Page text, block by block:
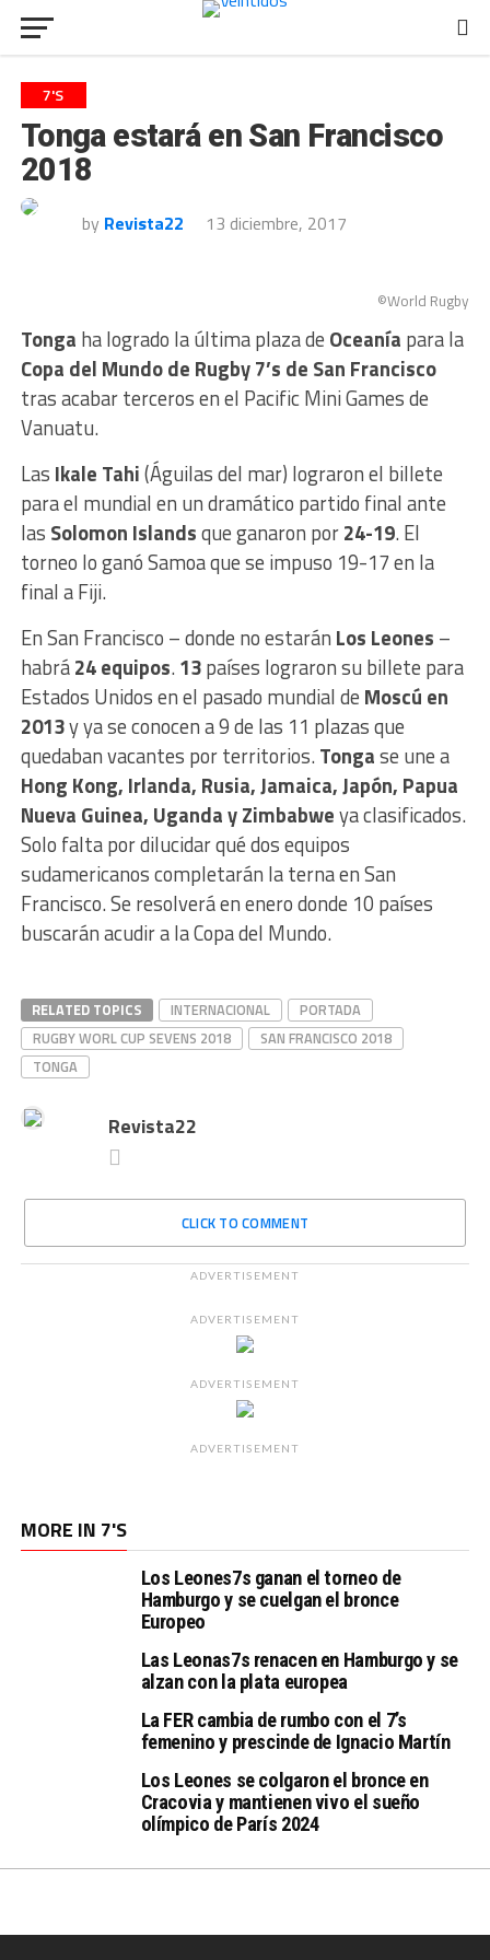
7'S
Tonga estará en San Francisco
2018
by Revista22 13 diciembre, 2017
©World Rugby
Tonga ha logrado la última plaza de Oceanía para la
Copa del Mundo de Rugby 7’s de San Francisco
tras acabar terceros en el Pacific Mini Games de
Vanuatu.
Las Ikale Tahi(Águilas del mar) lograron el billete
para el mundial en un dramático partido final ante
las Solomon Islandsque ganaron por24-19. El
torneo lo ganó Samoa que se impuso 19-17 en la
final a Fiji.
En San Francisco – donde no estarán Los Leones –
habrá24 equipos.13países lograron su billete para
Estados Unidos en el pasado mundial de Moscú en
2013y ya se conocen a 9 de las 11 plazas que
quedaban vacantes por territorios.Tongase une a
Hong Kong, Irlanda, Rusia, Jamaica, Japón, Papua
Nueva Guinea, Uganda y Zimbabweya clasificados.
Solo falta por dilucidar qué dos equipos
sudamericanos completarán la terna en San
Francisco. Se resolverá en enero donde 10 países
buscarán acudir a la Copa del Mundo.
RELATED TOPICS INTERNACIONAL
PORTADA
RUGBY WORL CUP SEVENS 2018
SAN FRANCISCO 2018
TONGA
Revista22
CLICK TO COMMENT
ADVERTISEMENT
ADVERTISEMENT
ADVERTISEMENT
ADVERTISEMENT
MORE IN 7'S
Los Leones7s ganan el torneo de
Hamburgo y se cuelgan el bronce
Europeo
Las Leonas7s renacen en Hamburgo y se
alzan con la plata europea
La FER cambia de rumbo con el 7’s
femenino y prescinde de Ignacio Martín
Los Leones se colgaron el bronce en
Cracovia y mantienen vivo el sueño
olímpico de París 2024